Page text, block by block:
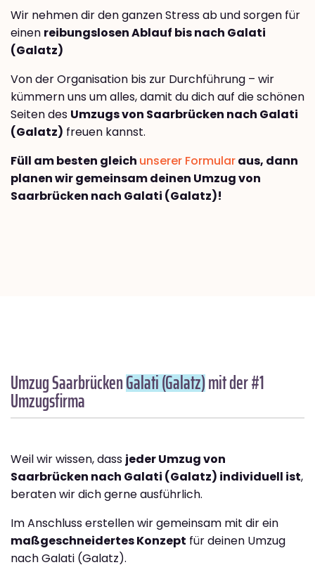
Wir nehmen dir den ganzen Stress ab und sorgen für
einen reibungslosen Ablauf bis nach Galati
(Galatz)
Von der Organisation bis zur Durchführung – wir
kümmern uns um alles, damit du dich auf die schönen
Seiten des Umzugs von Saarbrücken nach Galati
(Galatz) freuen kannst.
Füll am besten gleich unserer Formularaus, dann
planen wir gemeinsam deinen Umzug von
Saarbrücken nach Galati (Galatz)!
Umzug SaarbrückenGalati (Galatz)mit der #1
Umzugsfirma
Weil wir wissen, dass jeder Umzug von
Saarbrücken nach Galati (Galatz) individuell ist,
beraten wir dich gerne ausführlich.
Im Anschluss erstellen wir gemeinsam mit dir ein
maßgeschneidertes Konzept für deinen Umzug
nach Galati (Galatz).